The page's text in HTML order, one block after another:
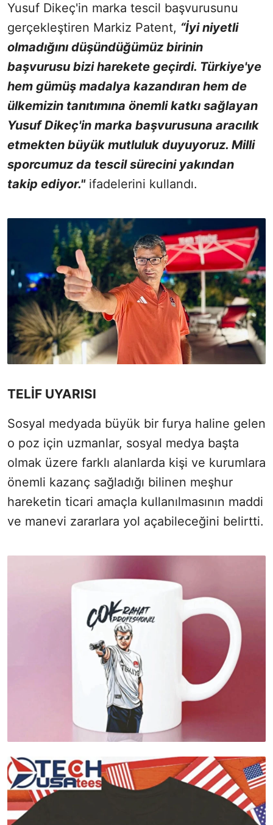
Yusuf Dikeç'in marka tescil başvurusunu
gerçekleştiren Markiz Patent, “İyi niyetli
olmadığını düşündüğümüz birinin
başvurusu bizi harekete geçirdi. Türkiye'ye
hem gümüş madalya kazandıran hem de
ülkemizin tanıtımına önemli katkı sağlayan
Yusuf Dikeç'in marka başvurusuna aracılık
etmekten büyük mutluluk duyuyoruz. Milli
sporcumuz da tescil sürecini yakından
takip ediyor." ifadelerini kullandı.
TELİF UYARISI
Sosyal medyada büyük bir furya haline gelen
o poz için uzmanlar, sosyal medya başta
olmak üzere farklı alanlarda kişi ve kurumlara
önemli kazanç sağladığı bilinen meşhur
hareketin ticari amaçla kullanılmasının maddi
ve manevi zararlara yol açabileceğini belirtti.